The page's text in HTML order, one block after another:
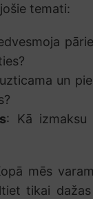
temati:
un
: Kā
mēs
tikai